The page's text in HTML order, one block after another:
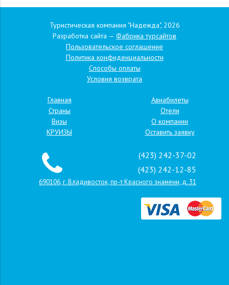
Туристическая компания "Надежда", 2026
Разработка сайта — Фабрика турсайтов
Пользовательское соглашение
Политика конфиденциальности
Способы оплаты
Условия возврата
Главная
Страны
Визы
КРУИЗЫ
Авиабилеты
Отели
О компании
Оставить заявку
(423) 242-37-02
(423) 242-12-85
690106, г. Владивосток, пр-т Красного знамени, д. 31